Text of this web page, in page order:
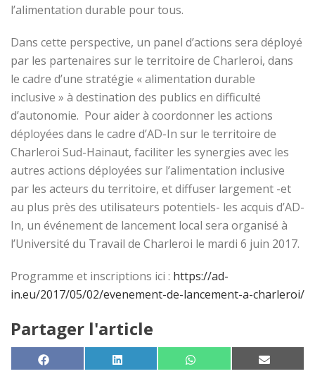
l’alimentation durable pour tous.
Dans cette perspective, un panel d’actions sera déployé
par les partenaires sur le territoire de Charleroi, dans
le cadre d’une stratégie « alimentation durable
inclusive » à destination des publics en difficulté
d’autonomie. Pour aider à coordonner les actions
déployées dans le cadre d’AD-In sur le territoire de
Charleroi Sud-Hainaut, faciliter les synergies avec les
autres actions déployées sur l’alimentation inclusive
par les acteurs du territoire, et diffuser largement -et
au plus près des utilisateurs potentiels- les acquis d’AD-
In, un événement de lancement local sera organisé à
l’Université du Travail de Charleroi le mardi 6 juin 2017.
Programme et inscriptions ici : https://ad-
in.eu/2017/05/02/evenement-de-lancement-a-charleroi/
Partager l'article